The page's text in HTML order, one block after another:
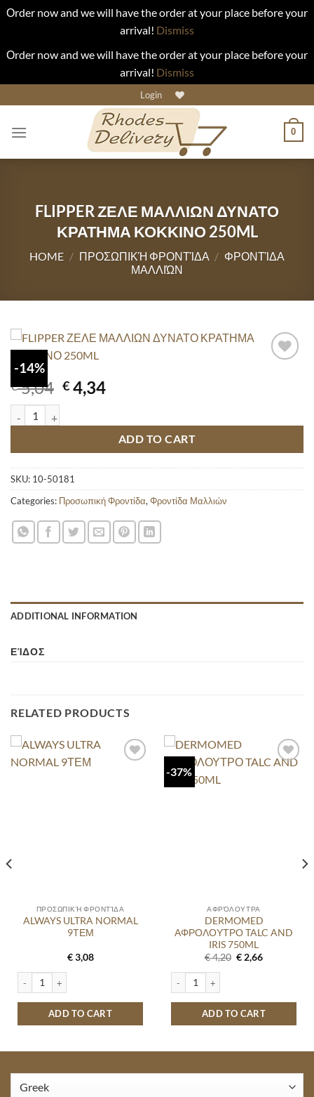
Οrder now and we will have the order at your place before your
arrival! Dismiss
Οrder now and we will have the order at your place before your
arrival! Dismiss
to
content
Login
0
FLIPPER ΖΕΛΕ ΜΑΛΛΙΩΝ ΔΥΝΑΤΟ
ΚΡΑΤΗΜΑ ΚΟΚΚΙΝΟ 250ML
HOME / ΠΡΟΣΩΠΙΚΉ ΦΡΟΝΤΊΔΑ / ΦΡΟΝΤΊΔΑ
ΜΑΛΛΙΏΝ
-14%
€5,04 Original
price
was:
€ 4,34Current
is:
€ 4,34.
FLIPPER ΖΕΛΕ ΜΑΛΛΙΩΝ ΔΥΝΑΤΟ ΚΡΑΤΗΜΑ ΚΟΚΚΙΝΟ 250ML
ADD TO CART
SKU: 10-50181
Categories: Προσωπική Φροντίδα, Φροντίδα Μαλλιών
ADDITIONAL INFORMATION
ΕΊΔΟΣ
RELATED PRODUCTS
ΠΡΟΣΩΠΙΚΉ ΦΡΟΝΤΊΔΑ
ALWAYS ULTRA NORMAL
9ΤΕΜ
€3,08
ALWAYS ULTRA NORMAL 9ΤΕΜ quantity
ADD TO CART
-37%
ΑΦΡΌΛΟΥΤΡΑ
DERMOMED
ΑΦΡΟΛΟΥΤΡΟ TALC AND
IRIS 750ML
€4,20 Original
price
€2,66Current
DERMOMED ΑΦΡΟΛΟΥΤΡΟ TALC
ADD TO CART
BURST 250ML quantity